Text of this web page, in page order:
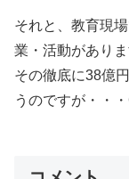
それと、教育現
業・活動がありま
その徹底に38億
うのですが・・